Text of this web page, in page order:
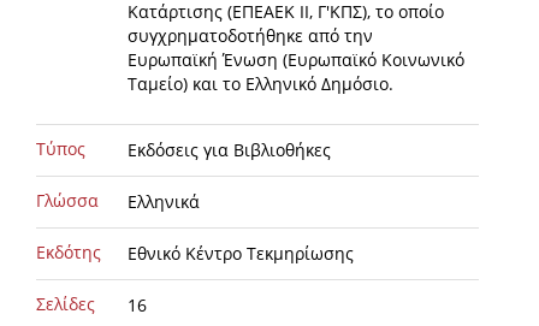
Κατάρτισης (ΕΠΕΑΕΚ ΙΙ, Γ'ΚΠΣ), το οποίο
συγχρηματοδοτήθηκε από την
Ευρωπαϊκή Ένωση (Ευρωπαϊκό Κοινωνικό
Ταμείο) και το Ελληνικό Δημόσιο.
Τύπος Εκδόσεις για Βιβλιοθήκες
Γλώσσα Ελληνικά
Εκδότης Εθνικό Κέντρο Τεκμηρίωσης
Σελίδες 16